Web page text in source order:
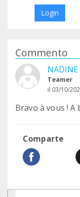
Login
Commento
NADINE
Teamer
il 03/10/
Bravo à vous ! A
Comparte